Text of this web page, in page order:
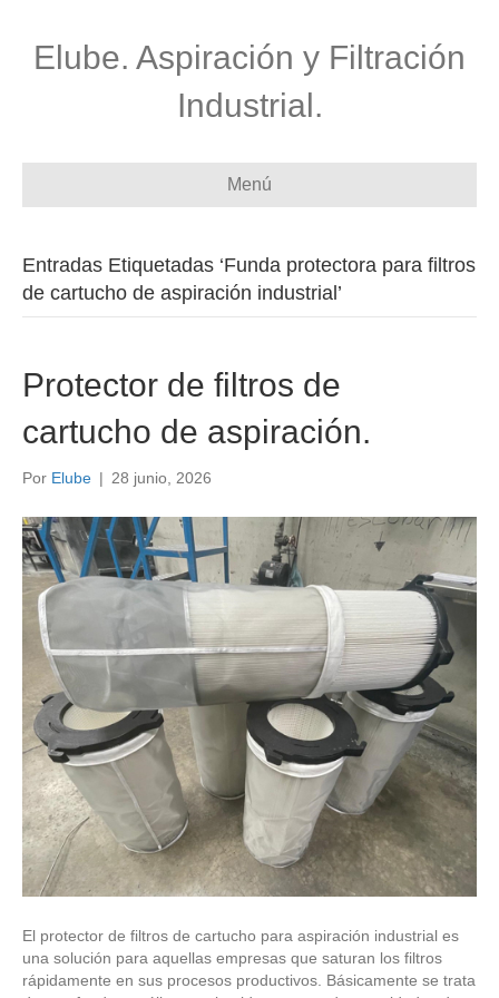
Elube. Aspiración y Filtración
Industrial.
Menú
Entradas Etiquetadas ‘Funda protectora para filtros
de cartucho de aspiración industrial’
Protector de filtros de
cartucho de aspiración.
Por Elube | 28 junio, 2026
El protector de filtros de cartucho para aspiración industrial es
una solución para aquellas empresas que saturan los filtros
rápidamente en sus procesos productivos. Básicamente se trata